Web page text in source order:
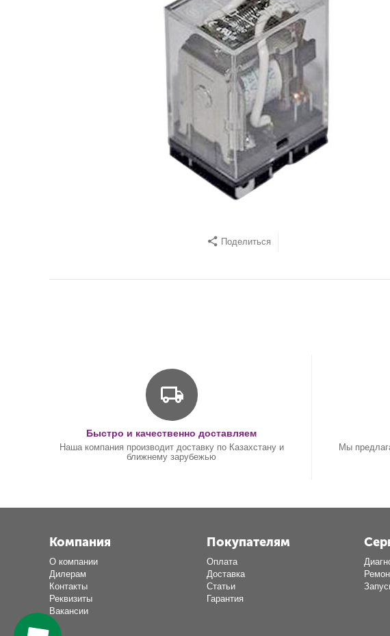
Поделиться
Быстро и качественно доставляем
Наша компания производит доставку по Казахстану и
ближнему зарубежью
Мы
Компания
О компании
Дилерам
Контакты
Реквизиты
Вакансии
Покупателям
Оплата
Доставка
Статьи
Гарантия